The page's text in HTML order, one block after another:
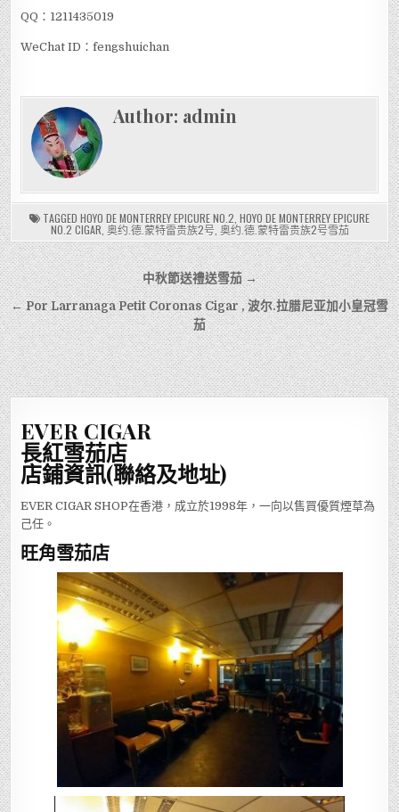
QQ：1211435019
WeChat ID：fengshuichan
Author: admin
TAGGED HOYO DE MONTERREY EPICURE NO.2 HOYO DE MONTERREY EPICURE
NO.2 CIGAR 奥约.德.蒙特雷贵族2号 奥约.德.蒙特雷贵族2号雪茄
文
章
導
覽
中秋節送禮送雪茄 →
← Por Larranaga Petit Coronas Cigar , 波尔.拉腊尼亚加小皇冠雪
茄
EVER CIGAR
長紅雪茄店
店鋪資訊(聯絡及地址)
EVER CIGAR SHOP在香港，成立於1998年，一向以售買優質煙草為
己任。
旺角雪茄店